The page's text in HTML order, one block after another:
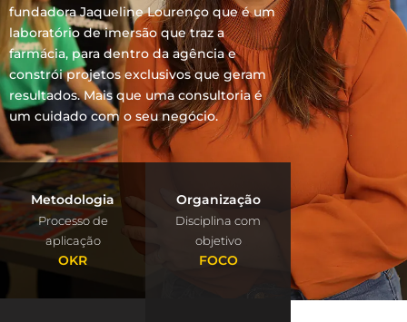
fundadora Jaqueline Lourenço que é um
laboratório de imersão que traz a
farmácia, para dentro da agência e
constrói projetos exclusivos que geram
resultados. Mais que uma consultoria é
um cuidado com o seu negócio.
Metodologia
Processo de
aplicação
OKR
Organização
Disciplina com
objetivo
FOCO